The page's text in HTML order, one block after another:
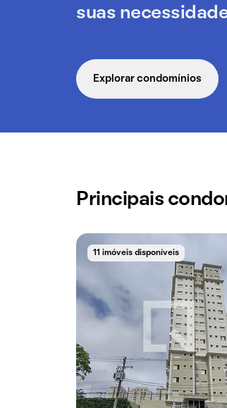
suas
Explorar condomínios
Principais
11 imóveis disponíveis